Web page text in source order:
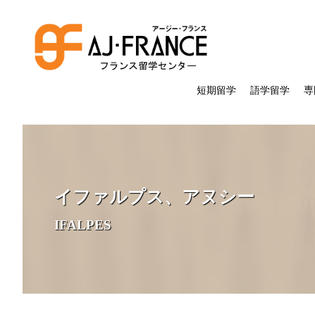
短期留学 語学留学 専
イファルプス、アヌシー
IFALPES